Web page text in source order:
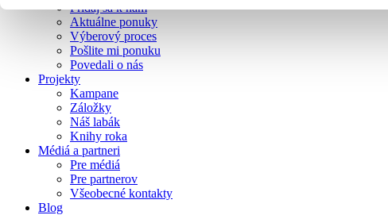
Pridaj sa k nám
Aktuálne ponuky
Výberový proces
Pošlite mi ponuku
Povedali o nás
Projekty
Kampane
Záložky
Náš labák
Knihy roka
Médiá a partneri
Pre médiá
Pre partnerov
Všeobecné kontakty
Blog